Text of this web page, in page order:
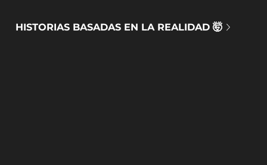
HISTORIAS BASADAS EN LA REALIDAD 🤯